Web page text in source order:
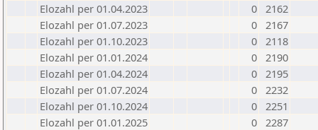
Elozahl per 01.04.2023
0 2162
Elozahl per 01.07.2023
0 2167
Elozahl per 01.10.2023
0 2118
Elozahl per 01.01.2024
0 2190
Elozahl per 01.04.2024
0 2195
Elozahl per 01.07.2024
0 2232
Elozahl per 01.10.2024
0 2251
Elozahl per 01.01.2025
0 2287